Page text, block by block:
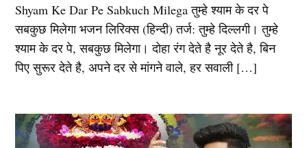
Shyam Ke Dar Pe Sabkuch Milega तुम्हे श्याम के दर पे
सबकुछ मिलेगा भजन लिरिक्स (हिन्दी) तर्ज: तुम्हे दिल्लगी। तुम्हे
श्याम के दर पे, सबकुछ मिलेगा। दोहा रंग देते है नूर देते है, बिन
पिए सुरूर देते है, अपने दर से मांगने वाले, हर सवाली […]